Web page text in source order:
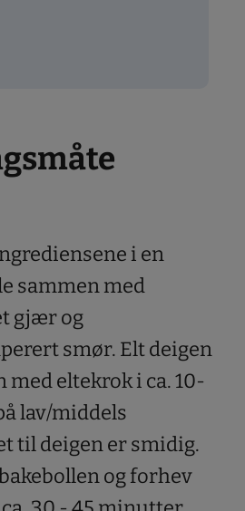
i en
sammen med
gjær og
smør. Elt deigen
med eltekrok i ca. 10-
lav/middels
til deigen er smidig.
og forhev